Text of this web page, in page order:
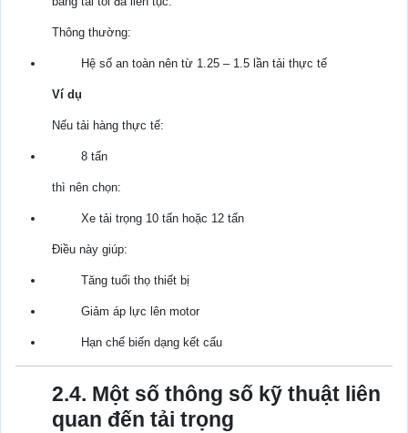
Thông thường:
Hệ số an toàn nên từ 1.25 – 1.5 lần tải thực tế
Ví dụ
Nếu tải hàng thực tế:
8 tấn
thì nên chọn:
Xe tải trọng 10 tấn hoặc 12 tấn
Điều này giúp:
Tăng tuổi thọ thiết bị
Giảm áp lực lên motor
Hạn chế biến dạng kết cấu
2.4. Một số thông số kỹ thuật liên
quan đến tải trọng